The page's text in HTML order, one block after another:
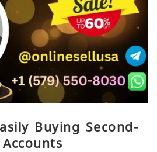
Buying Second-